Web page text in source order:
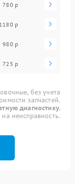
780 р
1180 р
980 р
725 р
без учета
запчастей.
диагностику.
неисправность.